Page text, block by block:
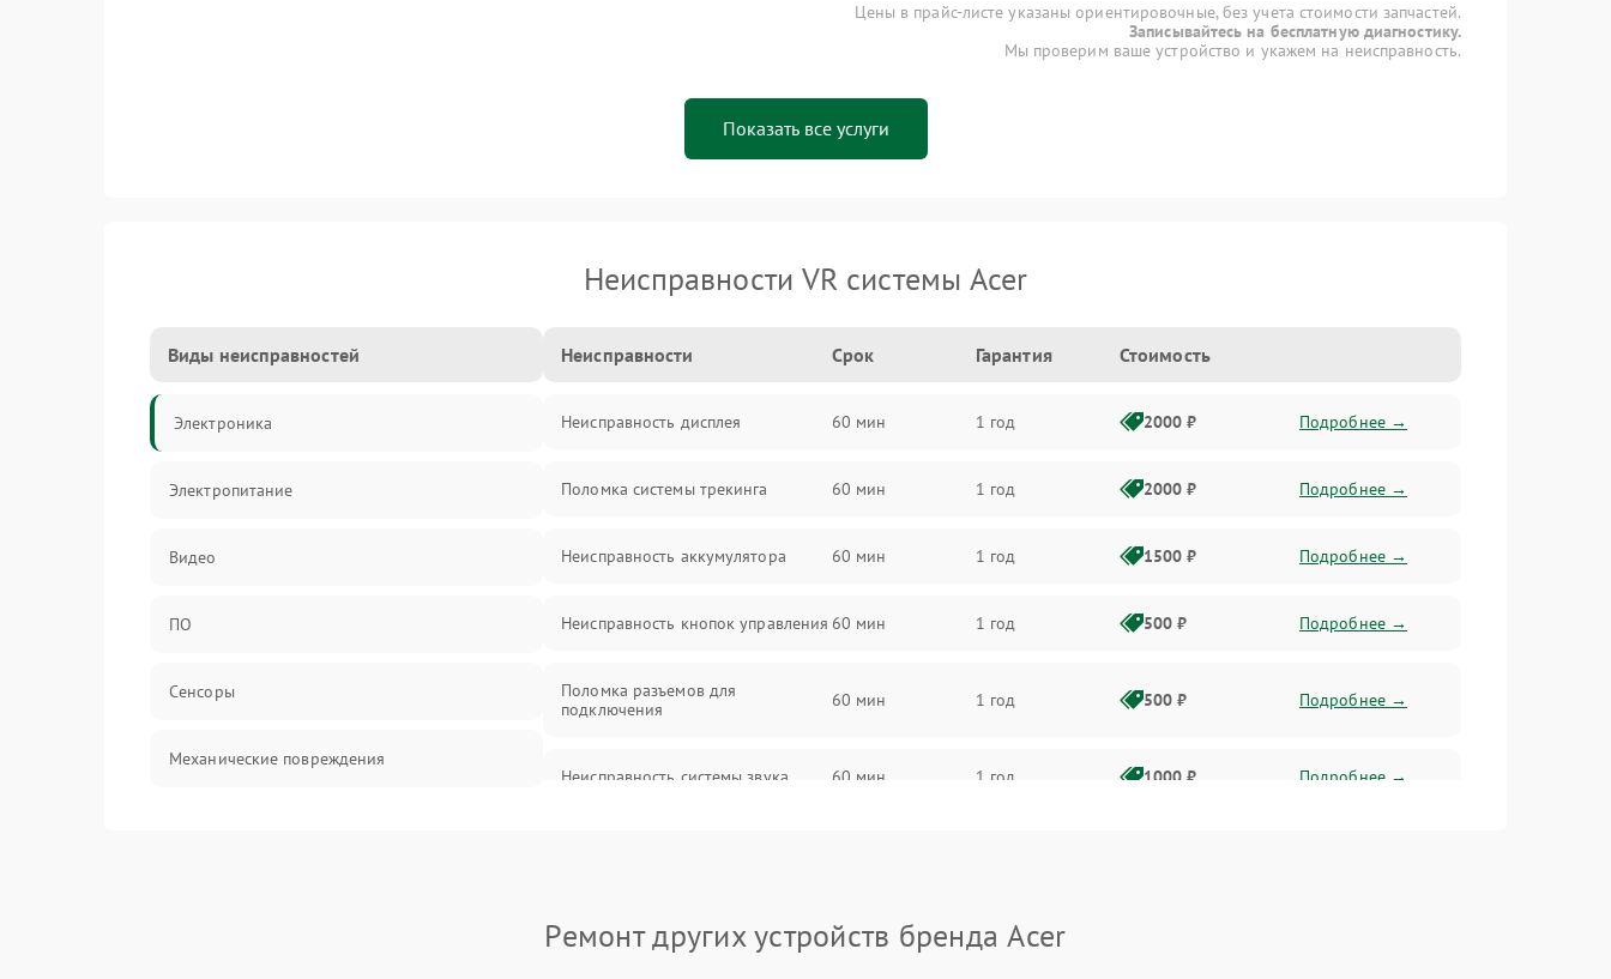
Цены в прайс-листе указаны ориентировочные, без учета стоимости запчастей.
Записывайтесь на бесплатную диагностику.
Мы проверим ваше устройство и укажем на неисправность.
Показать все услуги
Неисправности VR системы Acer
Виды неисправностей
Электроника
Электропитание
Видео
ПО
Сенсоры
Механические повреждения
Неисправности Срок Гарантия Стоимость
Неисправность дисплея 60 мин 1 год 2000 ₽ Подробнее →
Поломка системы трекинга 60 мин 1 год 2000 ₽ Подробнее →
Неисправность аккумулятора 60 мин 1 год 1500 ₽ Подробнее →
Неисправность кнопок управления 60 мин 1 год 500 ₽ Подробнее →
Поломка разъемов для
подключения
60 мин 1 год 500 ₽ Подробнее →
Неисправность системы звука 60 мин 1 год 1000 ₽ Подробнее →
перегрузок
60 мин 1 год
Ремонт других устройств бренда Acer